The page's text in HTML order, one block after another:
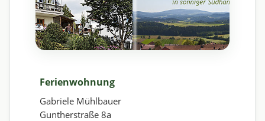
Ferienwohnung
Gabriele Mühlbauer
Guntherstraße 8a